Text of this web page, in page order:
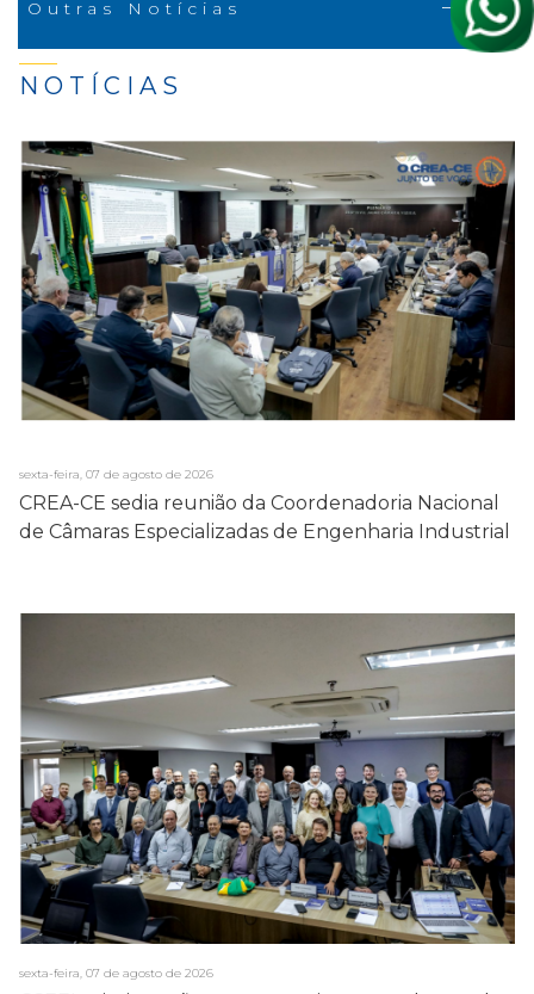
Outras Notícias
NOTÍCIAS
sexta-feira, 07 de agosto de 2026
CREA-CE sedia reunião da Coordenadoria Nacional
de Câmaras Especializadas de Engenharia Industrial
sexta-feira, 07 de agosto de 2026